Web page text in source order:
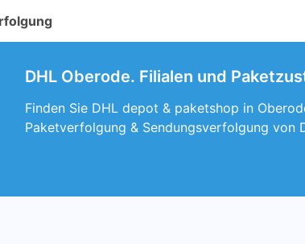
DHL Oberode. Filialen und
Finden Sie DHL depot & paketshop in
Paketverfolgung & Sendungsverfolgung von